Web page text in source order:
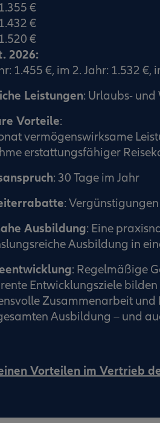
€
€
€
2026:
1.455 €, im 2. Jahr: 1.532 €,
Leistungen: Urlaubs-
Vorteile:
vermögenswirksame
erstattungsfähiger
: 30 Tage im Jahr
:
Ausbildung: Eine
Ausbildung in
: Regelmäßige
Entwicklungsziele
Zusammenarbeit und
Ausbildung – und
Vorteilen im Vertrieb